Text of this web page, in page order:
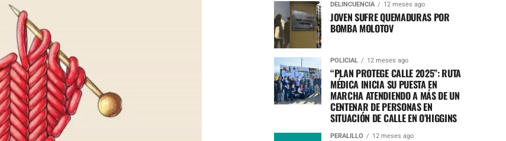
DELINCUENCIA 12 meses ago
JOVEN SUFRE QUEMADURAS POR
BOMBA MOLOTOV
POLICIAL 12 meses ago
“PLAN PROTEGE CALLE 2025”: RUTA
MÉDICA INICIA SU PUESTA EN
MARCHA ATENDIENDO A MÁS DE UN
CENTENAR DE PERSONAS EN
SITUACIÓN DE CALLE EN O’HIGGINS
PERALILLO 12 meses ago